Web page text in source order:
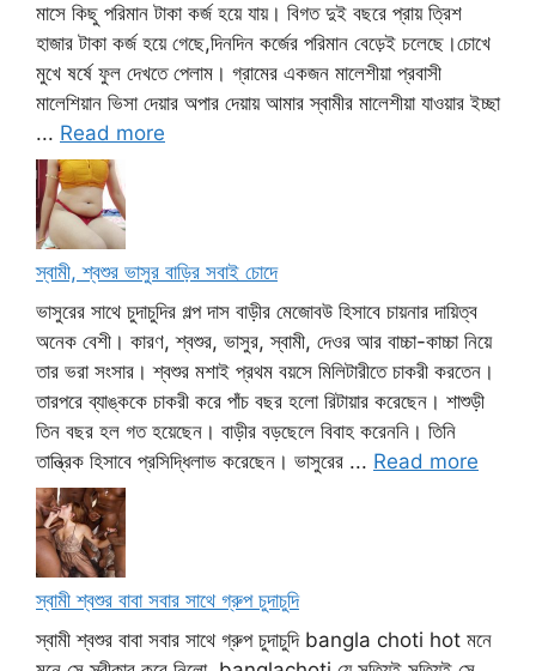
মাসে কিছু পরিমান টাকা কর্জ হয়ে যায়। বিগত দুই বছরে প্রায় ত্রিশ
হাজার টাকা কর্জ হয়ে গেছে,দিনদিন কর্জের পরিমান বেড়েই চলেছে।চোখে
মুখে ষর্ষে ফুল দেখতে পেলাম। গ্রামের একজন মালেশীয়া প্রবাসী
মালেশিয়ান ভিসা দেয়ার অপার দেয়ায় আমার স্বামীর মালেশীয়া যাওয়ার ইচ্ছা
... Read more
স্বামী, শ্বশুর ভাসুর বাড়ির সবাই চোদে
ভাসুরের সাথে চুদাচুদির গল্প দাস বাড়ীর মেজোবউ হিসাবে চায়নার দায়িত্ব
অনেক বেশী। কারণ, শ্বশুর, ভাসুর, স্বামী, দেওর আর বাচ্চা-কাচ্চা নিয়ে
তার ভরা সংসার। শ্বশুর মশাই প্রথম বয়সে মিলিটারীতে চাকরী করতেন।
তারপরে ব্যাঙ্ককে চাকরী করে পাঁচ বছর হলো রিটায়ার করেছেন। শাশুড়ী
তিন বছর হল গত হয়েছেন। বাড়ীর বড়ছেলে বিবাহ করেননি। তিনি
তান্ত্রিক হিসাবে প্রসিদ্ধিলাভ করেছেন। ভাসুরের ... Read more
স্বামী শ্বশুর বাবা সবার সাথে গ্রুপ চুদাচুদি
স্বামী শ্বশুর বাবা সবার সাথে গ্রুপ চুদাচুদি bangla choti hot মনে